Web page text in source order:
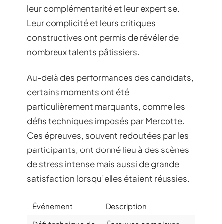
leur complémentarité et leur expertise.
Leur complicité et leurs critiques
constructives ont permis de révéler de
nombreux talents pâtissiers.
Au-delà des performances des candidats,
certains moments ont été
particulièrement marquants, comme les
défis techniques imposés par Mercotte.
Ces épreuves, souvent redoutées par les
participants, ont donné lieu à des scènes
de stress intense mais aussi de grande
satisfaction lorsqu’elles étaient réussies.
Événement
Description